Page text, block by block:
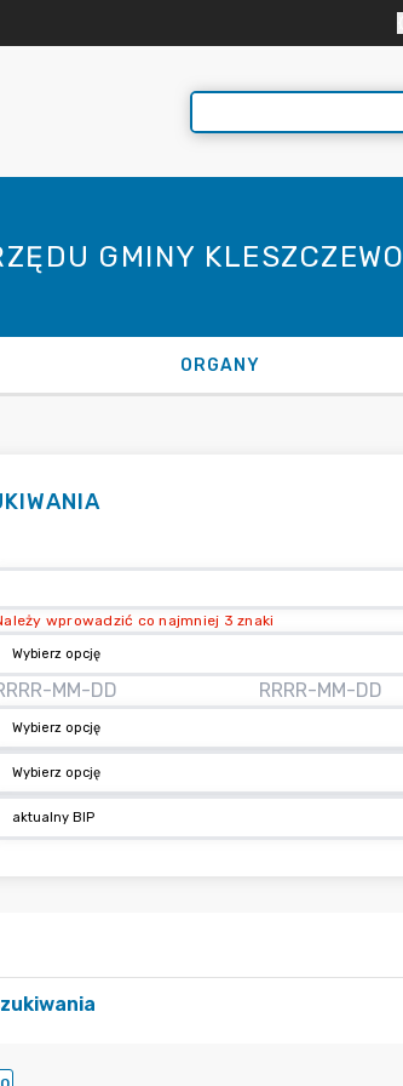
GMINY KLESZCZEWO
ORGANY
wprowadzić co najmniej 3 znaki